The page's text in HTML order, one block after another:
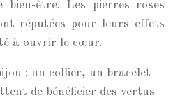
être. Les pierres roses
réputées pour leurs effets
à ouvrir le cœur.
: un collier, un bracelet
de bénéficier des vertus